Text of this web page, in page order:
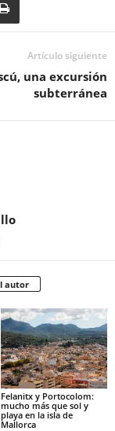
Artículo siguiente
una excursión
subterránea
autor
Felanitx y Portocolom:
mucho más que sol y
playa en la isla de
Mallorca